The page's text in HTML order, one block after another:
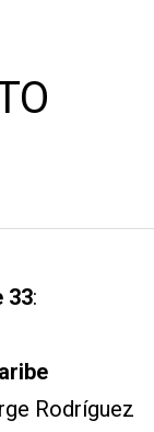
33:
Rodríguez